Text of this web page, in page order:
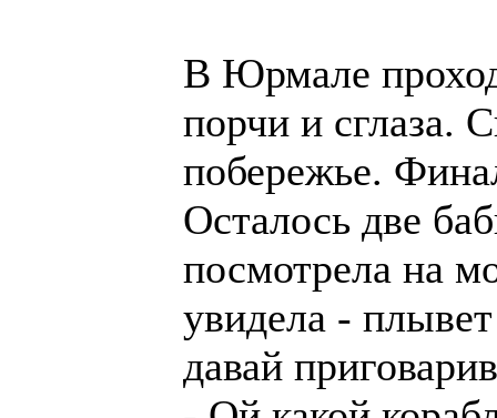
В Юрмале
порчи и сглаза.
побережье.
Осталось две
посмотрела на
увидела -
давай